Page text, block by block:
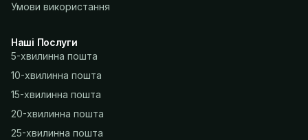
Умови використання
Наші Послуги
5-хвилинна пошта
10-хвилинна пошта
15-хвилинна пошта
20-хвилинна пошта
25-хвилинна пошта